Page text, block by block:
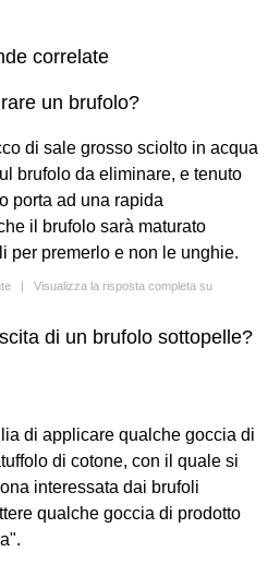
correlate
un brufolo?
di sale grosso sciolto in acqua
brufolo da eliminare, e tenuto
porta ad una rapida
il brufolo sarà maturato
per premerlo e non le unghie.
| Visualizza la risposta completa su
di un brufolo sottopelle?
di applicare qualche goccia di
di cotone, con il quale si
interessata dai brufoli
qualche goccia di prodotto